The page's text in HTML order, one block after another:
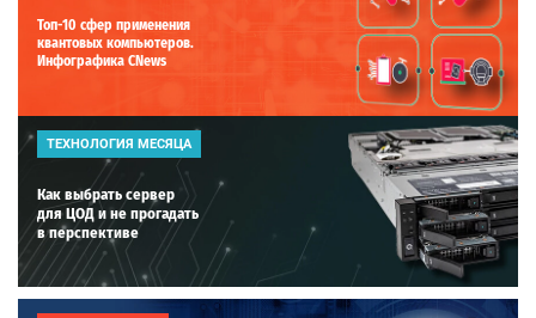
Топ-10 сфер применения
квантовых компьютеров.
Инфографика CNews
ТЕХНОЛОГИЯ МЕСЯЦА
Как выбрать сервер
для ЦОД и не прогадать
в перспективе